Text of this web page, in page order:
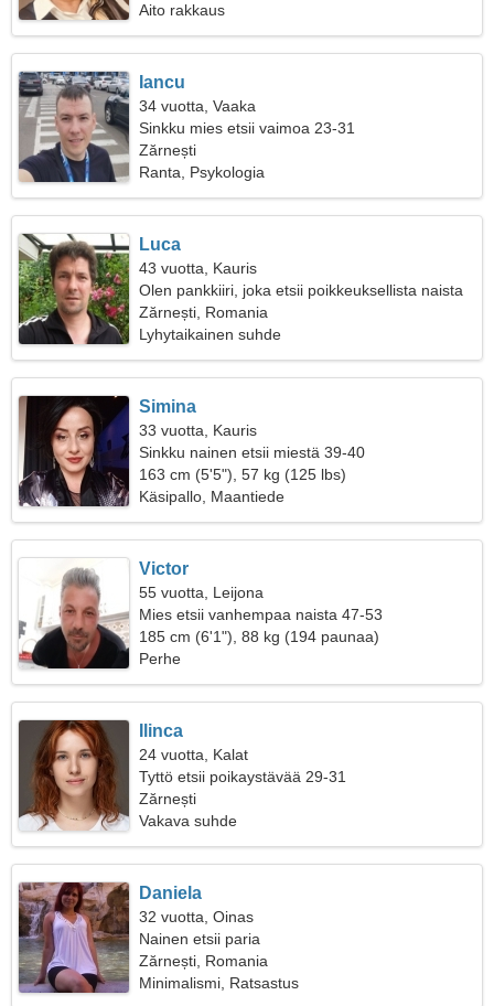
Aito rakkaus
Iancu
34 vuotta, Vaaka
Sinkku mies etsii vaimoa 23-31
Zărnești
Ranta, Psykologia
Luca
43 vuotta, Kauris
Olen pankkiiri, joka etsii poikkeuksellista naista
Zărnești, Romania
Lyhytaikainen suhde
Simina
33 vuotta, Kauris
Sinkku nainen etsii miestä 39-40
163 cm (5'5"), 57 kg (125 lbs)
Käsipallo, Maantiede
Victor
55 vuotta, Leijona
Mies etsii vanhempaa naista 47-53
185 cm (6'1"), 88 kg (194 paunaa)
Perhe
Ilinca
24 vuotta, Kalat
Tyttö etsii poikaystävää 29-31
Zărnești
Vakava suhde
Daniela
32 vuotta, Oinas
Nainen etsii paria
Zărnești, Romania
Minimalismi, Ratsastus